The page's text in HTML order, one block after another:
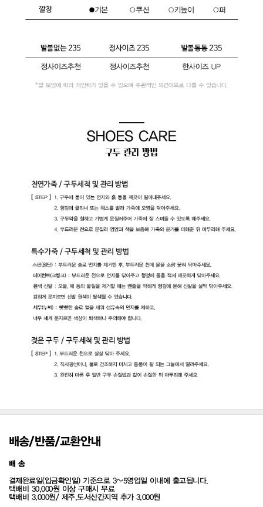
배송/반품/교환안내
배 송
결제완료일(입금확인일) 기준으로 3~5영업일 이내에 출고됩니다.
택배비 30,000원 이상 구매시 무료
택배비 3,000원/ 제주,도서산간지역 추가 3,000원